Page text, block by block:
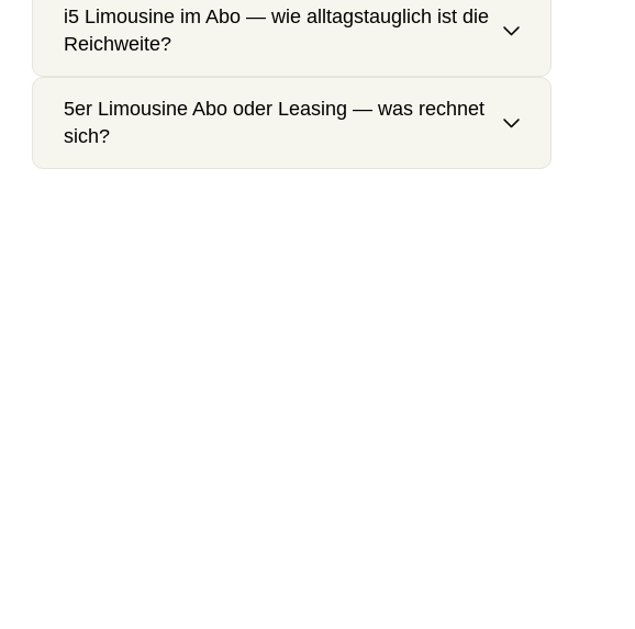
i5 Limousine im Abo — wie alltagstauglich ist die
Reichweite?
5er Limousine Abo oder Leasing — was rechnet
sich?